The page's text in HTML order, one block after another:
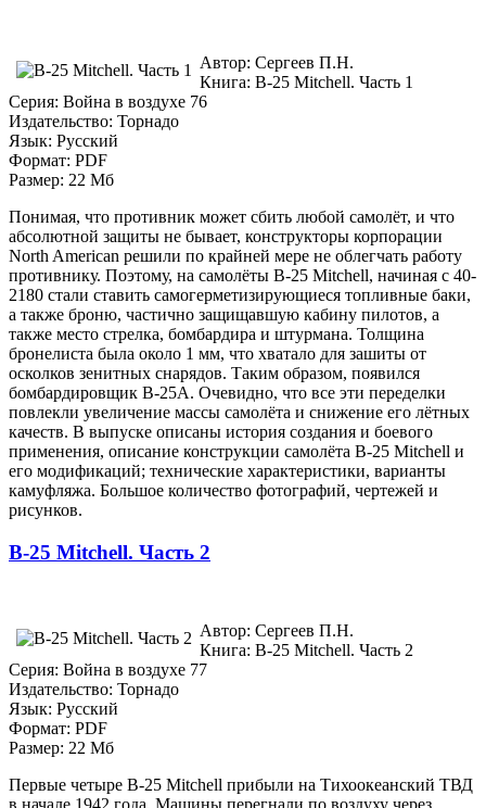
Автор: Сергеев П.Н.
Книга: B-25 Mitchell. Часть 1
Серия: Война в воздухе 76
Издательство: Торнадо
Язык: Русский
Формат: PDF
Размер: 22 Мб
Понимая, что противник может сбить любой самолёт, и что
абсолютной защиты не бывает, конструкторы корпорации
North American решили по крайней мере не облегчать работу
противнику. Поэтому, на самолёты B-25 Mitchell, начиная с 40-
2180 стали ставить самогерметизирующиеся топливные баки,
а также броню, частично защищавшую кабину пилотов, а
также место стрелка, бомбардира и штурмана. Толщина
бронелиста была около 1 мм, что хватало для зашиты от
осколков зенитных снарядов. Таким образом, появился
бомбардировщик В-25А. Очевидно, что все эти переделки
повлекли увеличение массы самолёта и снижение его лётных
качеств. В выпуске описаны история создания и боевого
применения, описание конструкции самолёта B-25 Mitchell и
его модификаций; технические характеристики, варианты
камуфляжа. Большое количество фотографий, чертежей и
рисунков.
B-25 Mitchell. Часть 2
Автор: Сергеев П.Н.
Книга: B-25 Mitchell. Часть 2
Серия: Война в воздухе 77
Издательство: Торнадо
Язык: Русский
Формат: PDF
Размер: 22 Мб
Первые четыре B-25 Mitchell прибыли на Тихоокеанский ТВД